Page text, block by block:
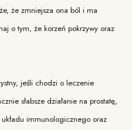
że zmniejsza ona ból i ma
o tym, że korzeń pokrzywy oraz
jeśli chodzi o leczenie
słabsze działanie na prostatę,
immunologicznego oraz